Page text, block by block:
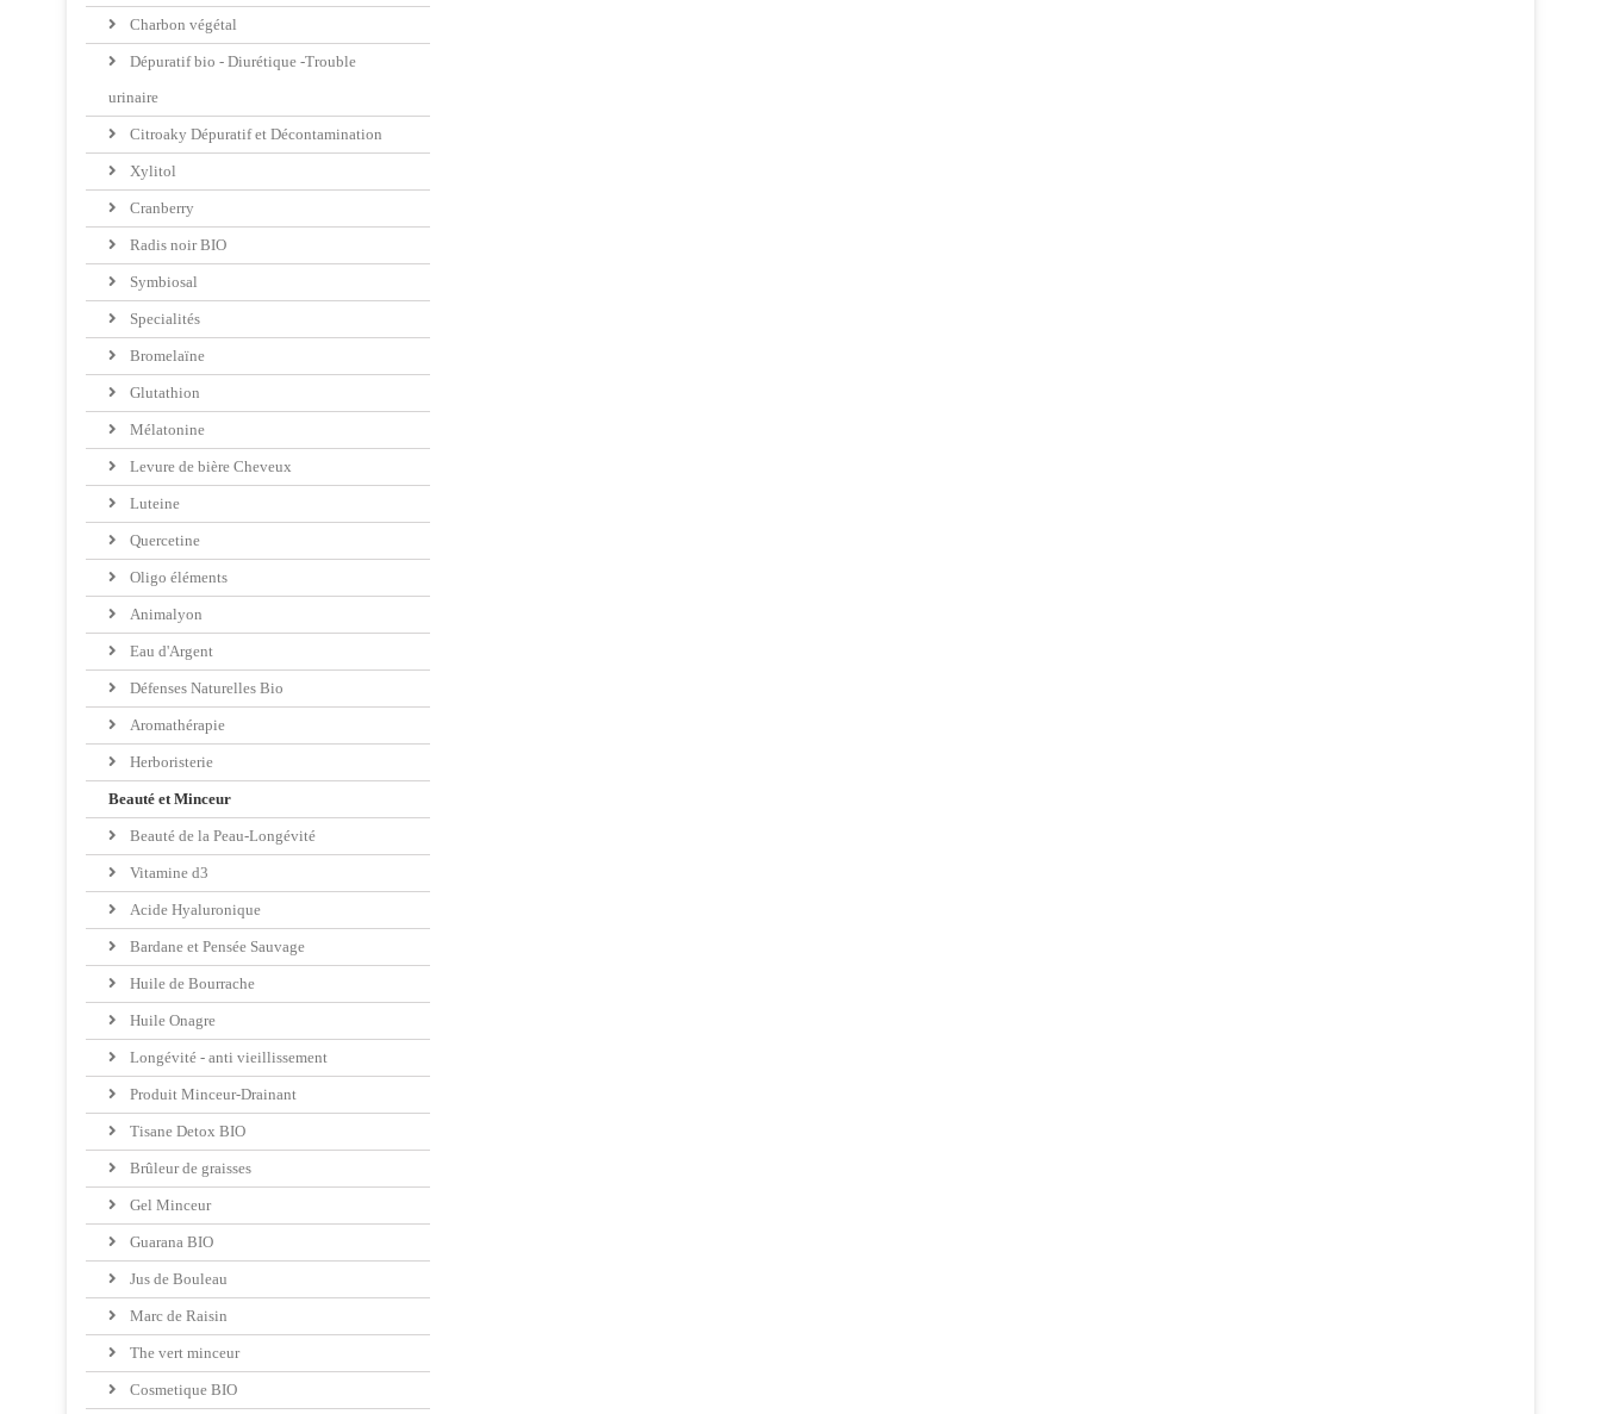
Charbon végétal
Dépuratif bio - Diurétique -Trouble
urinaire
Citroaky Dépuratif et Décontamination
Xylitol
Cranberry
Radis noir BIO
Symbiosal
Specialités
Bromelaïne
Glutathion
Mélatonine
Levure de bière Cheveux
Luteine
Quercetine
Oligo éléments
Animalyon
Eau d'Argent
Défenses Naturelles Bio
Aromathérapie
Herboristerie
Beauté et Minceur
Beauté de la Peau-Longévité
Vitamine d3
Acide Hyaluronique
Bardane et Pensée Sauvage
Huile de Bourrache
Huile Onagre
Longévité - anti vieillissement
Produit Minceur-Drainant
Tisane Detox BIO
Brûleur de graisses
Gel Minceur
Guarana BIO
Jus de Bouleau
Marc de Raisin
The vert minceur
Cosmetique BIO